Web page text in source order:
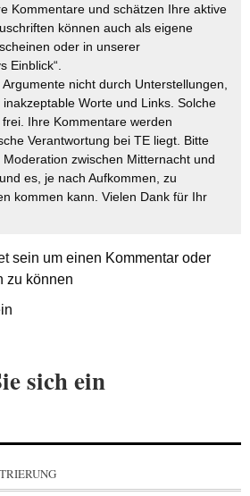
Kommentare und schätzen Ihre aktive
können auch als eigene
oder in unserer
Einblick“.
nicht durch Unterstellungen,
Worte und Links. Solche
Ihre Kommentare werden
Verantwortung bei TE liegt. Bitte
zwischen Mitternacht und
es, je nach Aufkommen, zu
kommen kann. Vielen Dank für Ihr
sein um einen Kommentar oder
zu können
sich ein